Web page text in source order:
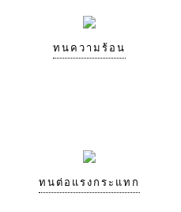
ทนความร้อน
ทนต่อแรงกระแทก